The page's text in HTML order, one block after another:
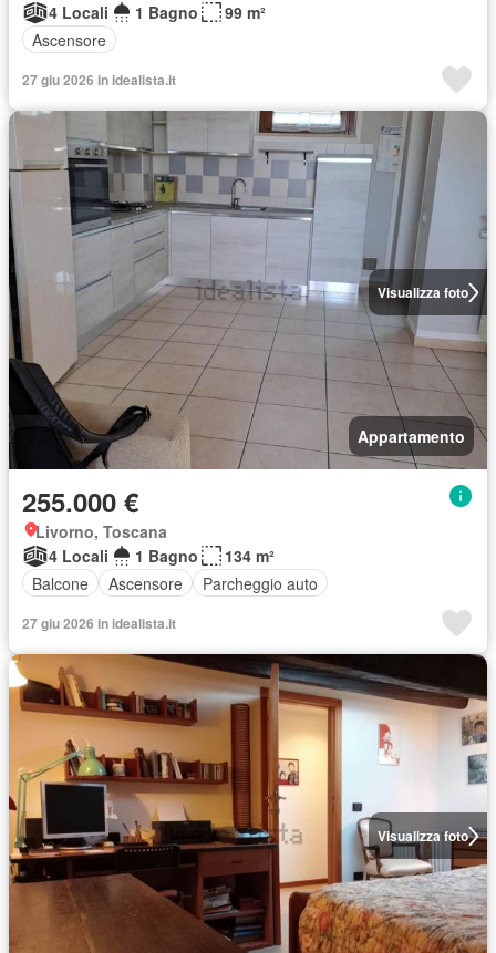
4 Locali
1 Bagno
99 m²
Ascensore
27 giu 2026 in idealista.it
Visualizza foto
Appartamento
255.000 €
Livorno, Toscana
4 Locali
1 Bagno
134 m²
Balcone
Ascensore Parcheggio auto
27 giu 2026 in idealista.it
Visualizza foto